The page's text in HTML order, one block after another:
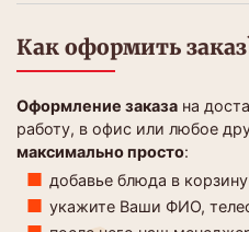
Как оформить
Оформление заказа на
работу, в офис или любое
максимально просто:
добавье блюда в
укажите Ваши ФИО,